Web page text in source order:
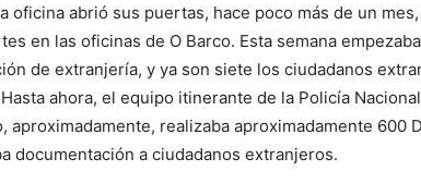
oficina abrió sus puertas, hace poco más de un
en las oficinas de O Barco. Esta semana
de extranjería, y ya son siete los ciudadanos
ahora, el equipo itinerante de la Policía
aproximadamente, realizaba aproximadamente 600
documentación a ciudadanos extranjeros.